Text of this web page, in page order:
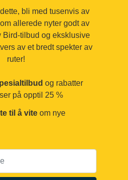
bli med tusenvis av
allerede nyter godt av
Bird-tilbud og eksklusive
av et bredt spekter av
ruter!
og rabatter
på opptil 25 %
til å vite om nye